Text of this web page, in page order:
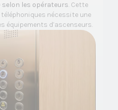
les opérateurs. Cette
nécessite une
équipements d’ascenseurs.